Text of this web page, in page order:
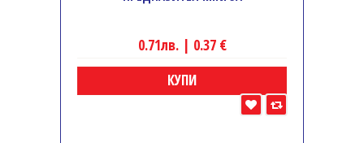
0.71лв. | 0.37 €
КУПИ